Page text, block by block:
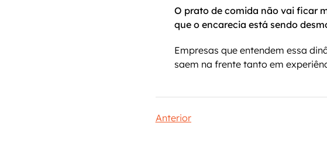
O prato de comida não vai ficar
que o encarecia está sendo
Empresas que entendem essa
saem na frente tanto em
Anterior